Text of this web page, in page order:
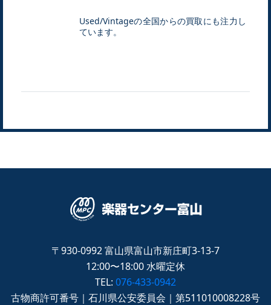
Used/Vintageの全国からの買取にも注力し
ています。
〒930-0992富山県富山市新庄町3-13-7
12:00〜18:00水曜定休
TEL: 076-433-0942
古物商許可番号｜石川県公安委員会｜第511010008228号